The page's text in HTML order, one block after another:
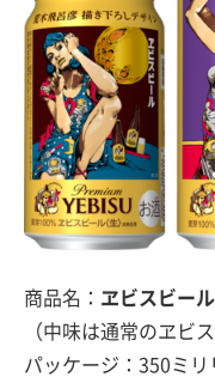
商品名： ヱビスビー
（中味は通常のヱビ
パッケージ：350ミ